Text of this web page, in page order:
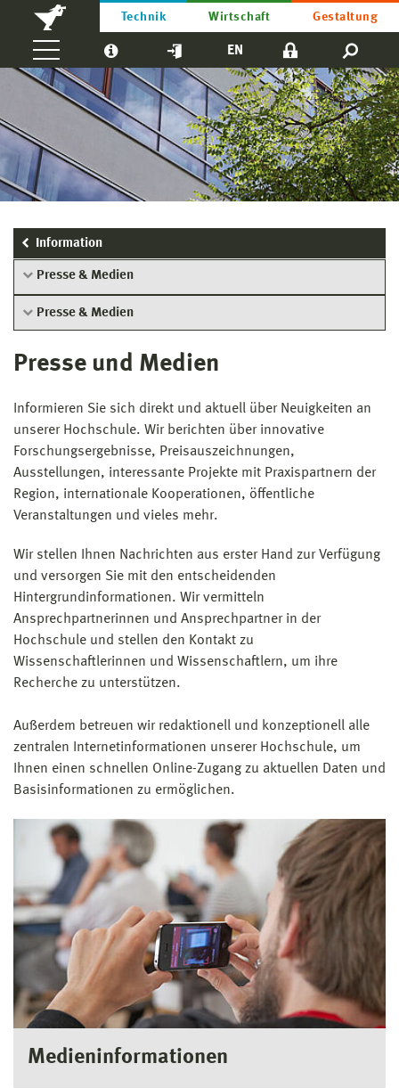
Technik Wirtschaft Gestaltung
EN
Information
Presse & Medien
Presse & Medien
Presse und Medien
Informieren Sie sich direkt und aktuell über Neuigkeiten an
unserer Hochschule. Wir berichten über innovative
Forschungsergebnisse, Preisauszeichnungen,
Ausstellungen, interessante Projekte mit Praxispartnern der
Region, internationale Kooperationen, öffentliche
Veranstaltungen und vieles mehr.
Wir stellen Ihnen Nachrichten aus erster Hand zur Verfügung
und versorgen Sie mit den entscheidenden
Hintergrundinformationen. Wir vermitteln
Ansprechpartnerinnen und Ansprechpartner in der
Hochschule und stellen den Kontakt zu
Wissenschaftlerinnen und Wissenschaftlern, um ihre
Recherche zu unterstützen.
Außerdem betreuen wir redaktionell und konzeptionell alle
zentralen Internetinformationen unserer Hochschule, um
Ihnen einen schnellen Online-Zugang zu aktuellen Daten und
Basisinformationen zu ermöglichen.
Medieninformationen